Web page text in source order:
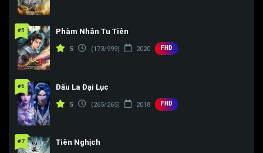
#5 Phàm Nhân Tu Tiên
5 (173/999) 2020 FHD
#6 Đấu La Đại Lục
5 (265/265) 2018 FHD
#7 Tiên Nghịch